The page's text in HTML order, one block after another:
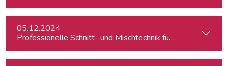
05.12.2024
Professionelle Schnitt- und Mischtechnik für Podcasts